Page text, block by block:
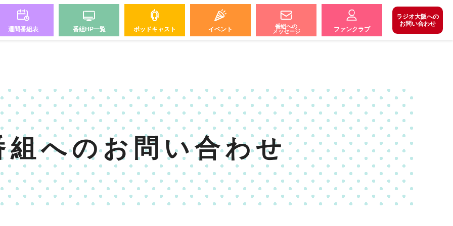
週間番組表 番組HP一覧 ポッドキャスト イベント
番組への
メッセージ
ファンクラブ
ラジオ大阪への
お問い合わせ
組へのお問い合わせ